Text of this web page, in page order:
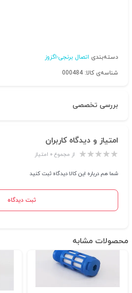
دسته‌بندی اتصال برنجی-اگزوز
شناسه‌ی کالا: 000484
بررسی تخصصی
امتیاز و دیدگاه کاربران
از مجموع ۰ امتیاز
شما هم درباره این کالا دیدگاه ثبت کنید
ثبت دیدگاه
محصولات مشابه